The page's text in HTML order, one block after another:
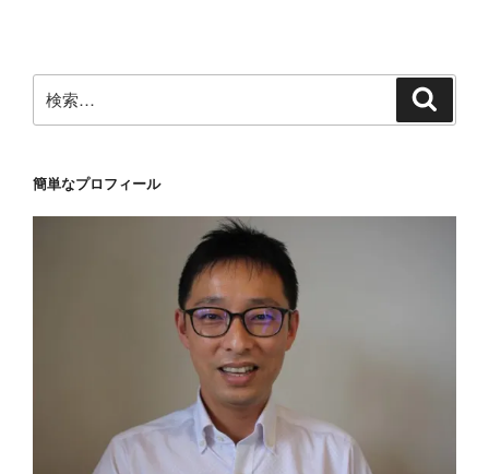
索:
簡単なプロフィール